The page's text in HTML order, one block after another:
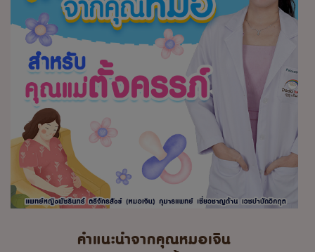
คำแนะนำจากคุณหมอเจิน